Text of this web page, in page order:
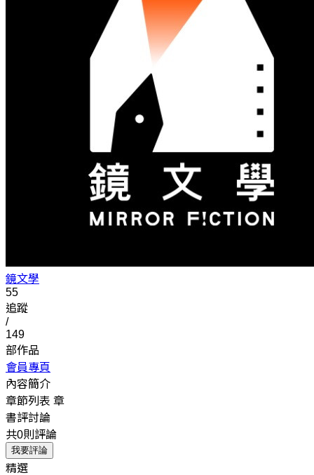
鏡文學
55
追蹤
/
149
部作品
會員專頁
內容簡介
章節列表 章
書評討論
共0則評論
我要評論
精選